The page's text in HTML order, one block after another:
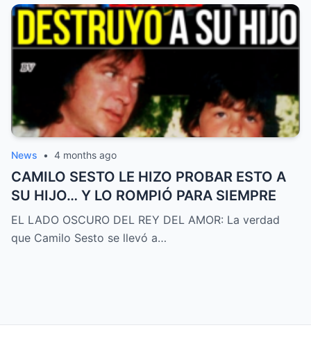
News • 4 months ago
CAMILO SESTO LE HIZO PROBAR ESTO A
SU HIJO… Y LO ROMPIÓ PARA SIEMPRE
EL LADO OSCURO DEL REY DEL AMOR: La verdad
que Camilo Sesto se llevó a…